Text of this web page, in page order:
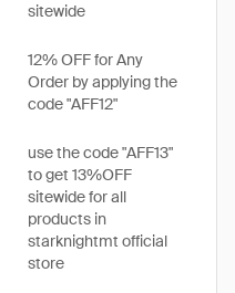
sitewide
12% OFF for Any
Order by applying the
code "AFF12"
use the code "AFF13"
to get 13%OFF
sitewide for all
products in
starknightmt official
store